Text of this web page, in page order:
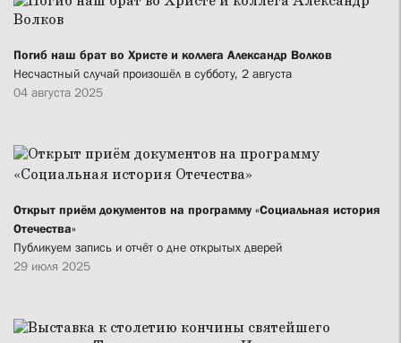
Погиб наш брат во Христе и коллега Александр Волков
Несчастный случай произошёл в субботу, 2 августа
04 августа 2025
Открыт приём документов на программу «Социальная история
Отечества»
Публикуем запись и отчёт о дне открытых дверей
29 июля 2025